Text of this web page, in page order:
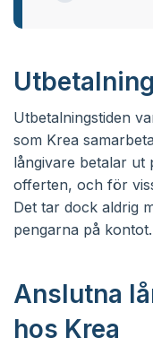
Utbetalningstiden
som Krea
långivare betalar ut
offerten, och för
Det tar dock aldrig
pengarna på kontot.
Anslutna
hos Krea